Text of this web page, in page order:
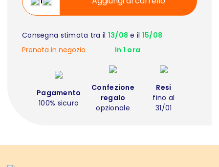
Consegna stimata tra il 13/08 e il 15/08
Prenota in negozio
In 1 ora
Pagamento
100% sicuro
Confezione
regalo
opzionale
Resi
fino al
31/01